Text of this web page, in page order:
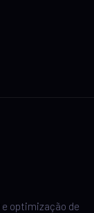
optimização de